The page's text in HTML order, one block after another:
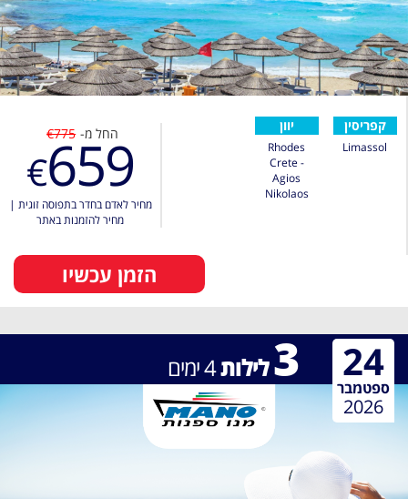
קפריסין
Limassol
יוון
Rhodes
Crete -
Agios
Nikolaos
החל מ- €775
€659
מחיר לאדם בחדר בתפוסה זוגית |
מחיר להזמנות באתר
הזמן עכשיו
3לילות4ימים 24
ספטמבר
2026